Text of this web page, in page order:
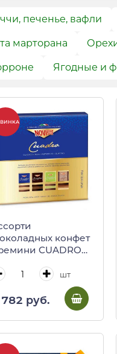
печенье, вафли
марторана
Ягодные и
конфет
CUADRO
168 г (карт/
шт
782 руб.